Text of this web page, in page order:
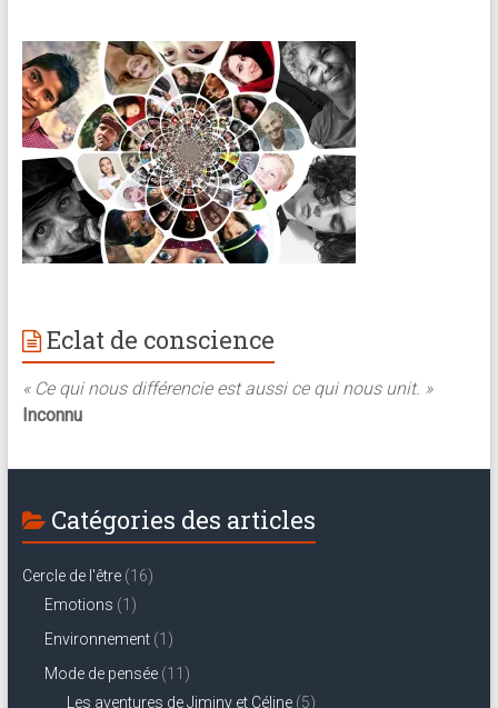
Eclat de conscience
« Ce qui nous différencie est aussi ce qui nous unit. »
Inconnu
Catégories des articles
Cercle de l'être(16)
Emotions (1)
Environnement(1)
Mode de pensée(11)
Les aventures de Jiminy et Céline(5)